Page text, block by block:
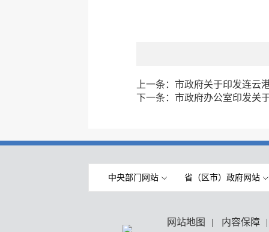
上一条： 市政府关于印发连云
下一条： 市政府办公室印发关
中央部门网站 省（区市）政府网站
网站地图 | 内容保障 |